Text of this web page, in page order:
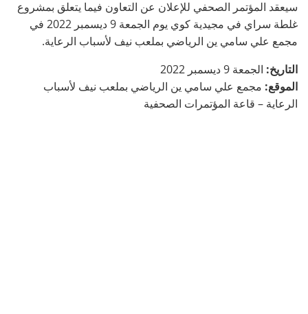
سيعقد المؤتمر الصحفي للإعلان عن التعاون فيما يتعلق بمشروع
غلطة سراي في مجيدية كوي يوم الجمعة 9 ديسمبر 2022 في
مجمع علي سامي ين الرياضي بملعب نيف لأسباب الرعاية.
التاريخ: الجمعة 9 ديسمبر 2022
الموقع: مجمع علي سامي ين الرياضي بملعب نيف لأسباب
الرعاية – قاعة المؤتمرات الصحفية